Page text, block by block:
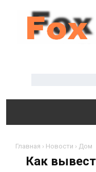
Главная › Новости › Дом
Как